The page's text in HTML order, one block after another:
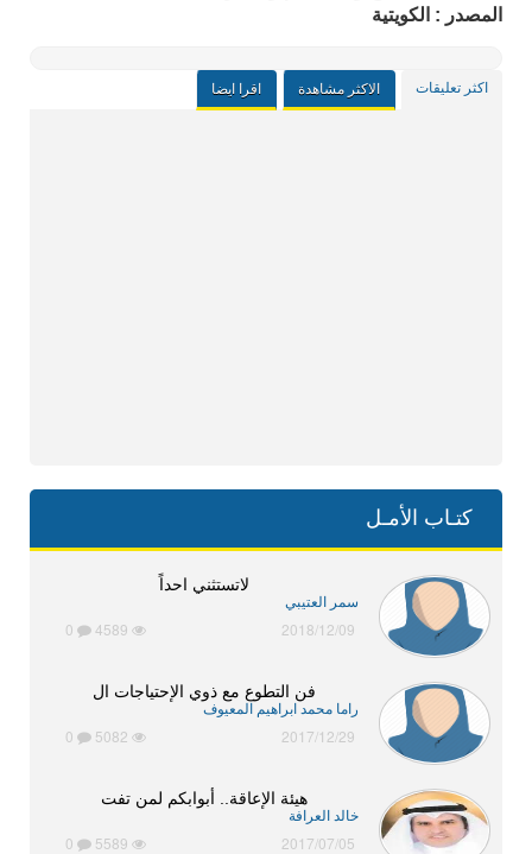
المصدر : الكويتية
اكثر تعليقات الاكثر مشاهدة اقرا ايضا
كتـاب الأمـل
لاتستثني احداً
سمر العتيبي
2018/12/09
فن التطوع مع ذوي الإحتياجات ال
راما محمد ابراهيم المعيوف
2017/12/29
هيئة الإعاقة.. أبوابكم لمن تفت
خالد العرافة
2017/07/05